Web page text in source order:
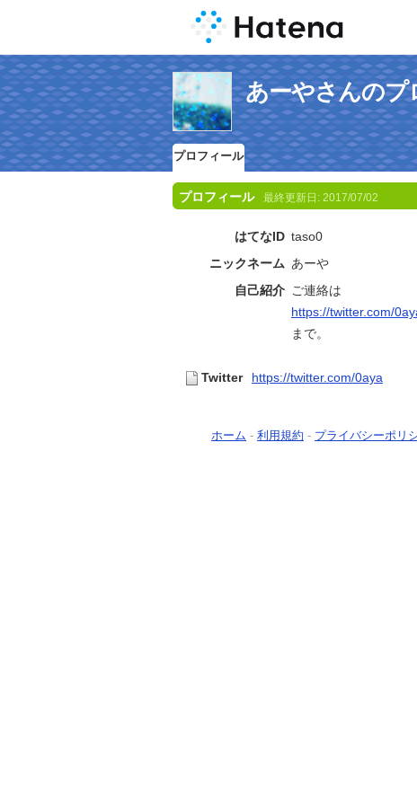
あーやさんのプ
プロフィール
プロフィール 最終更新日: 2017/07/02
はてなID taso0
ニックネーム あーや
自己紹介 ご連絡は
https://twitter.com/
まで。
Twitter https://twitter.com/0aya
ホーム - 利用規約 - プライバシーポリ